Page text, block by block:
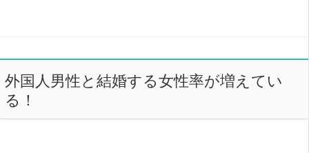
外国人男性と結婚する女性率が増えてい
る！